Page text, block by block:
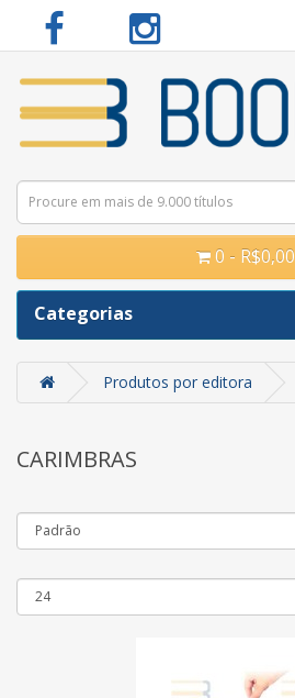
0 - R$0,00
Categorias
Produtos por editora
CARIMBRAS